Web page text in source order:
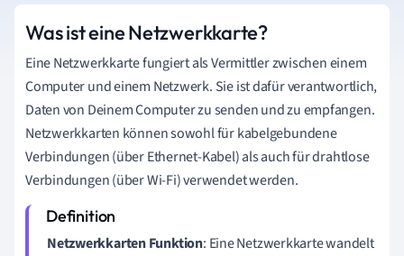
Was ist eine Netzwerkkarte?
Eine Netzwerkkarte fungiert als Vermittler zwischen einem
Computer und einem Netzwerk. Sie ist dafür verantwortlich,
Daten von Deinem Computer zu senden und zu empfangen.
Netzwerkkarten können sowohl für kabelgebundene
Verbindungen (über Ethernet-Kabel) als auch für drahtlose
Verbindungen (über Wi-Fi) verwendet werden.
Netzwerkkarten Funktion: Eine Netzwerkkarte wandelt